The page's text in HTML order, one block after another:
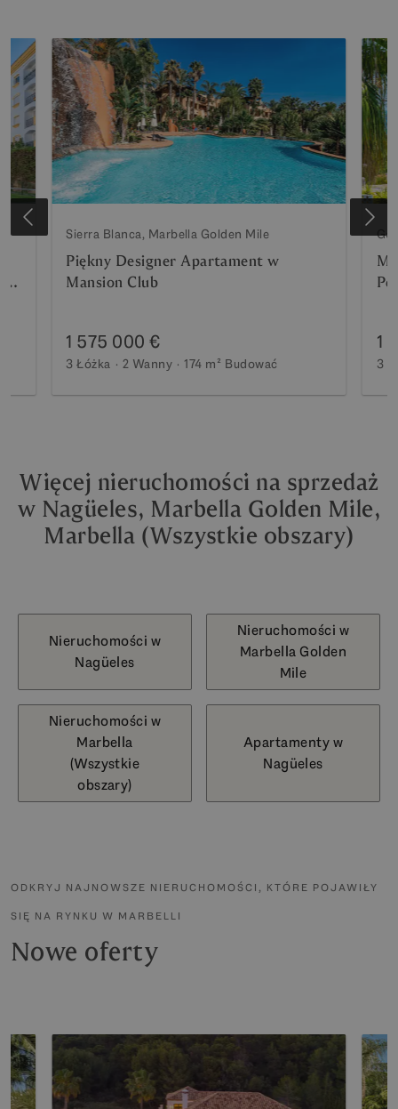
Sierra Blanca, Marbella Golden Mile
Piękny Designer Apartament w
Mansion Club
1 575 000 €
3 Łóżka 2 Wanny 174 m² Budować
1
3
Więcej nieruchomości na sprzedaż
w Nagüeles, Marbella Golden Mile,
Marbella (Wszystkie obszary)
Nieruchomości w
Nagüeles
Nieruchomości w
Marbella Golden
Mile
Nieruchomości w
Marbella
(Wszystkie
obszary)
Apartamenty w
Nagüeles
ODKRYJ NAJNOWSZE NIERUCHOMOŚCI, KTÓRE POJAWIŁY
SIĘ NA RYNKU W MARBELLI
Nowe oferty